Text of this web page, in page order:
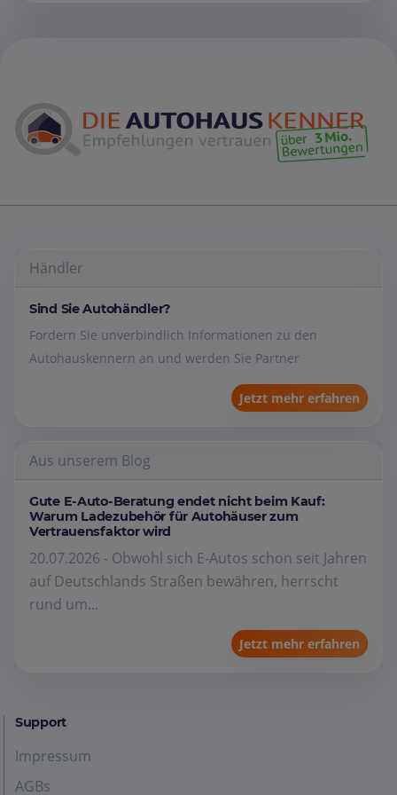
Händler
Sind Sie Autohändler?
Fordern Sie unverbindlich Informationen zu den
Autohauskennern an und werden Sie Partner
Jetzt mehr erfahren
Aus unserem Blog
Gute E-Auto-Beratung endet nicht beim Kauf:
Warum Ladezubehör für Autohäuser zum
Vertrauensfaktor wird
20.07.2026 - Obwohl sich E-Autos schon seit Jahren
auf Deutschlands Straßen bewähren, herrscht
rund um...
Jetzt mehr erfahren
Support
Impressum
AGBs